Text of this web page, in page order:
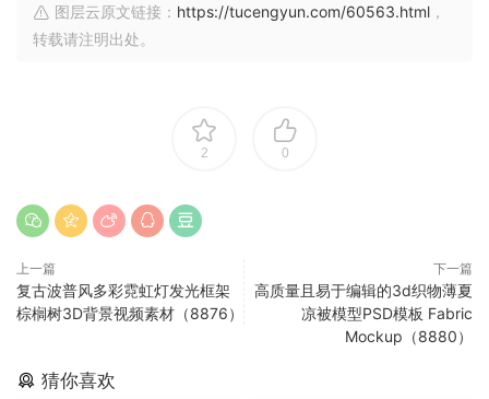
图层云原文链接： https://tucengyun.com/60563.html ，
转载请注明出处。
2 0
上一篇
复古波普风多彩霓虹灯发光框架
棕榈树3D背景视频素材（8876）
下一篇
高质量且易于编辑的3d织物薄夏
凉被模型PSD模板 Fabric
Mockup（8880）
猜你喜欢